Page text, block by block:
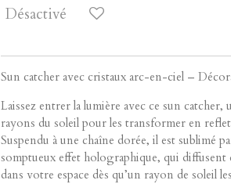
Désactivé
Sun catcher avec cristaux arc-en-ciel –
Laissez entrer la lumière avec ce sun catcher,
rayons du soleil pour les transformer en
Suspendu à une chaîne dorée, il est sublimé
somptueux effet holographique, qui diffusent
dans votre espace dès qu’un rayon de soleil